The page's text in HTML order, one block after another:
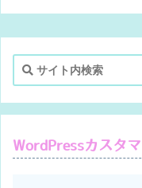
WordPressカスタ